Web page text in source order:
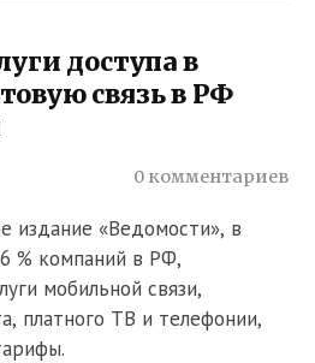
доступа в
связь в РФ
0 комментариев
издание «Ведомости», в
% компаний в РФ,
мобильной связи,
платного ТВ и телефонии,